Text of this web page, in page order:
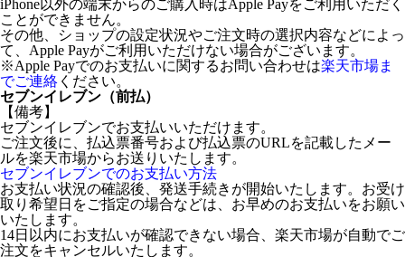
iPhone以外の端末からのご購入時はApple Payをご利用いただく
ことができません。
その他、ショップの設定状況やご注文時の選択内容などによっ
て、Apple Payがご利用いただけない場合がございます。
※Apple Payでのお支払いに関するお問い合わせは楽天市場ま
でご連絡 ください。
セブンイレブン（前払）
【備考】
セブンイレブンでお支払いいただけます。
ご注文後に、払込票番号および払込票のURLを記載したメー
ルを楽天市場からお送りいたします。
セブンイレブンでのお支払い方法
お支払い状況の確認後、発送手続きが開始いたします。お受け
取り希望日をご指定の場合などは、お早めのお支払いをお願い
いたします。
14日以内にお支払いが確認できない場合、楽天市場が自動でご
注文をキャンセルいたします。